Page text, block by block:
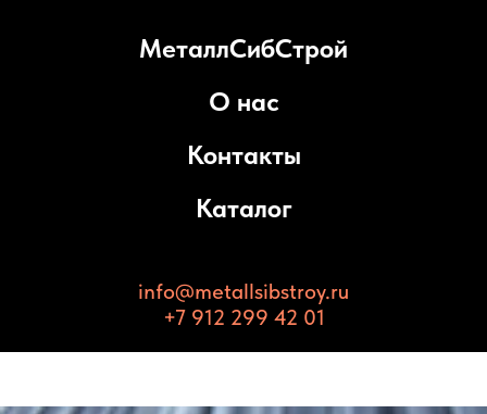
МеталлСибСтрой
О нас
Контакты
Каталог
info@metallsibstroy.ru
+7 912 299 42 01